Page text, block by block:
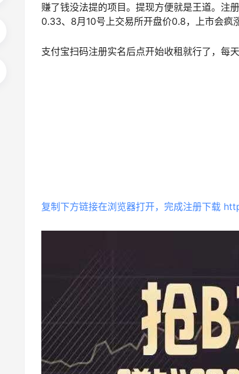
赚了钱没法提的项目。提现方便就是王道。注
0.33、8月10号上交易所开盘价0.8，上市会疯
支付宝扫码注册实名后点开始收租就行了，每
复制下方链接在浏览器打开，完成注册下载